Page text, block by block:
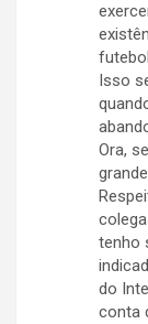
Isso
Ora,
tenho
do
conta